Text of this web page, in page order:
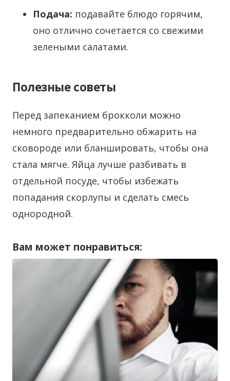
Подача: подавайте блюдо горячим,
оно отлично сочетается со свежими
зелеными салатами.
Полезные советы
Перед запеканием брокколи можно
немного предварительно обжарить на
сковороде или бланшировать, чтобы она
стала мягче. Яйца лучше разбивать в
отдельной посуде, чтобы избежать
попадания скорлупы и сделать смесь
однородной.
Вам может понравиться: